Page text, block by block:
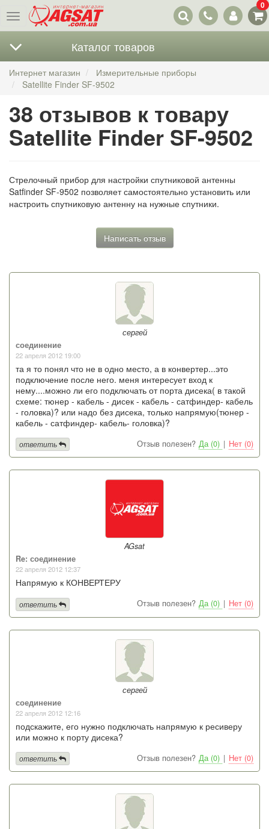
Меню
Наши
контакты
0
Каталог товаров
Интернет магазин
Измерительные приборы
Satellite Finder SF-9502
38 отзывов к товару
Satellite Finder SF-9502
Стрелочный прибор для настройки спутниковой антенны
Satfinder SF-9502 позволяет самостоятельно установить или
настроить спутниковую антенну на нужные спутники.
Написать отзыв
сергей
соединение
22 апреля 2012 19:00
та я то понял что не в одно место, а в конвертер...это
подключение после него. меня интересует вход к
нему....можно ли его подключать от порта дисека( в такой
схеме: тюнер - кабель - дисек - кабель - сатфиндер- кабель
- головка)? или надо без дисека, только напрямую(тюнер -
кабель - сатфиндер- кабель- головка)?
Отзыв полезен? Да (0) | Нет (0)
ответить
AGsat
Re: соединение
22 апреля 2012 12:37
Напрямую к КОНВЕРТЕРУ
Отзыв полезен? Да (0) | Нет (0)
ответить
сергей
соединение
22 апреля 2012 12:16
подскажите, его нужно подключать напрямую к ресиверу
или можно к порту дисека?
Отзыв полезен? Да (0) | Нет (0)
ответить